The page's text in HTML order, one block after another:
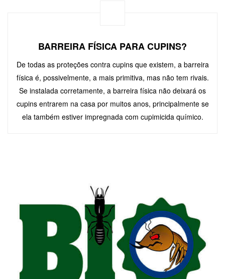
BARREIRA FÍSICA PARA CUPINS?
De todas as proteções contra cupins que existem, a barreira
física é, possivelmente, a mais primitiva, mas não tem rivais.
Se instalada corretamente, a barreira física não deixará os
cupins entrarem na casa por muitos anos, principalmente se
ela também estiver impregnada com cupimicida químico.